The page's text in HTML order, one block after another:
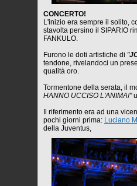
CONCERTO!
L'inizio era sempre il solito,
stavolta persino il SIPARIO
FANKULO.
Furono le doti artistiche di "
tendone, rivelandoci un
qualità oro.
Tormentone della serata, il
HANNO UCCISO L'ANIMA!"
Il riferimento era ad una
pochi giorni prima: Luciano
della Juventus,